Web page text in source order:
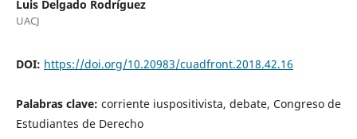
Luis Delgado Rodríguez
UACJ
DOI: https://doi.org/10.20983/cuadfront.2018.42.16
Palabras clave: corriente iuspositivista, debate, Congreso de
Estudiantes de Derecho